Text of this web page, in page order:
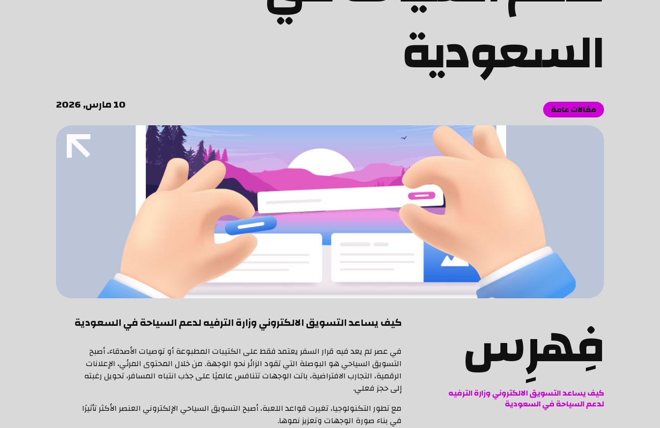
السعودية
مقالات عامة 10 مارس, 2026
فِهرِس
كيف يساعد التسويق الالكتروني وزارة الترفيه
لدعم السياحة في السعودية
كيف يساعد التسويق الالكتروني وزارة الترفيه لدعم السياحة في السعودية
في عصر لم يعد فيه قرار السفر يعتمد فقط على الكتيبات المطبوعة أو توصيات الأصدقاء، أصبح
التسويق السياحي هو البوصلة التي تقود الزائر نحو الوجهة. من خلال المحتوى المرئي، الإعلانات
الرقمية، التجارب الافتراضية، باتت الوجهات تتنافس عالميًا على جذب انتباه المسافر، تحويل رغبته
إلى حجز فعلي.
مع تطور التكنولوجيا، تغيرت قواعد اللعبة، أصبح التسويق السياحي الإلكتروني العنصر الأكثر تأثيرًا
في بناء صورة الوجهات وتعزيز نموها.